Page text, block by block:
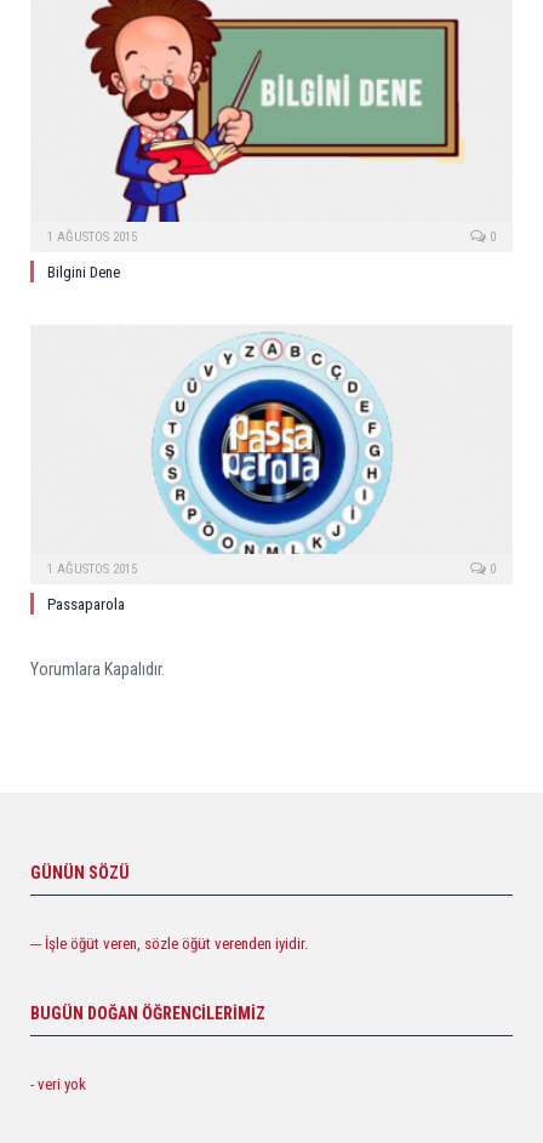
1 AĞUSTOS 2015 0
Bilgini Dene
1 AĞUSTOS 2015 0
Passaparola
Yorumlara Kapalıdır.
GÜNÜN SÖZÜ
--- İşle öğüt veren, sözle öğüt verenden iyidir.
BUGÜN DOĞAN ÖĞRENCILERIMIZ
- veri yok